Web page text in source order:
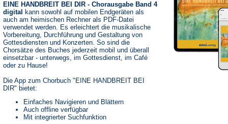
EINE HANDBREIT BEI DIR - Chorausgabe Band 4
digital kann sowohl auf mobilen Endgeräten als
auch am heimischen Rechner als PDF-Datei
verwendet werden. Es erleichtert die musikalische
Vorbereitung, Durchführung und Gestaltung von
Gottesdiensten und Konzerten. So sind die
Chorsätze des Buches jederzeit mobil und überall
einsetzbar - unterwegs, im Gottesdienst, im Café
oder zu Hause!
Die App zum Chorbuch "EINE HANDBREIT BEI
DIR" bietet:
Einfaches Navigieren und Blättern
Auch offline verfügbar
Mit integrierter Suchfunktion